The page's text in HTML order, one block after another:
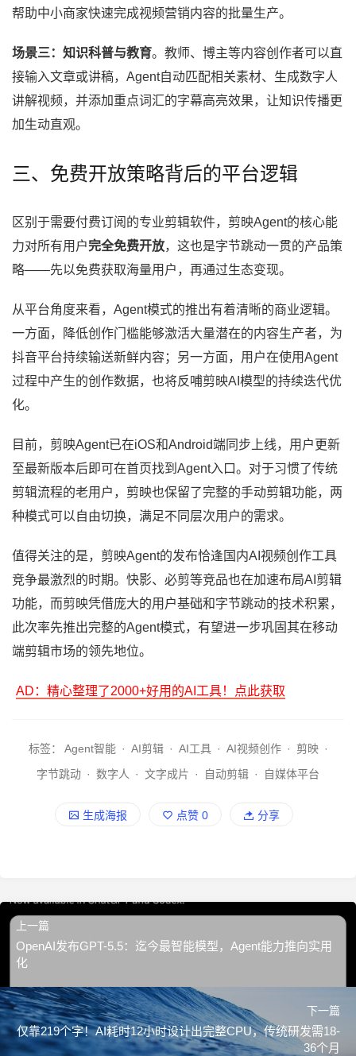
帮助中小商家快速完成视频营销内容的批量生产。
场景三：知识科普与教育。教师、博主等内容创作者可以直
接输入文章或讲稿，Agent自动匹配相关素材、生成数字人
讲解视频，并添加重点词汇的字幕高亮效果，让知识传播更
加生动直观。
三、免费开放策略背后的平台逻辑
区别于需要付费订阅的专业剪辑软件，剪映Agent的核心能
力对所有用户完全免费开放，这也是字节跳动一贯的产品策
略——先以免费获取海量用户，再通过生态变现。
从平台角度来看，Agent模式的推出有着清晰的商业逻辑。
一方面，降低创作门槛能够激活大量潜在的内容生产者，为
抖音平台持续输送新鲜内容；另一方面，用户在使用Agent
过程中产生的创作数据，也将反哺剪映AI模型的持续迭代优
化。
目前，剪映Agent已在iOS和Android端同步上线，用户更新
至最新版本后即可在首页找到Agent入口。对于习惯了传统
剪辑流程的老用户，剪映也保留了完整的手动剪辑功能，两
种模式可以自由切换，满足不同层次用户的需求。
值得关注的是，剪映Agent的发布恰逢国内AI视频创作工具
竞争最激烈的时期。快影、必剪等竞品也在加速布局AI剪辑
功能，而剪映凭借庞大的用户基础和字节跳动的技术积累，
此次率先推出完整的Agent模式，有望进一步巩固其在移动
端剪辑市场的领先地位。
AD：精心整理了2000+好用的AI工具！点此获取
标签： Agent智能 · AI剪辑 · AI工具 · AI视频创作 · 剪映 ·
字节跳动 · 数字人 · 文字成片 · 自动剪辑 · 自媒体平台
生成海报 点赞 0 分享
上一篇
OpenAI发布GPT-5.5：迄今最智能模型，Agent能力推向实用
化
下一篇
仅靠219个字！AI耗时12小时设计出完整CPU，传统研发需18-
36个月